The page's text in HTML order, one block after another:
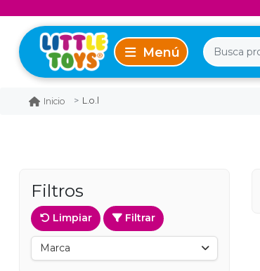
Inicio L.o.l
Filtros
Limpiar Filtrar
Marca